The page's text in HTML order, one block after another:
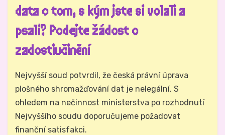
data o tom, s kým jste si volali a
psali? Podejte žádost o
zadostiučinění
AutorHynek Trojánek
Nejvyšší soud potvrdil, že česká právní úprava
plošného shromažďování dat je nelegální. S
ohledem na nečinnost ministerstva po rozhodnutí
Nejvyššího soudu doporučujeme požadovat
finanční satisfakci.